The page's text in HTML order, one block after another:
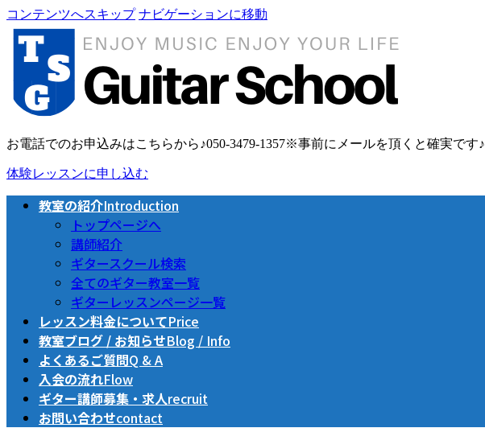
コンテンツへスキップ ナビゲーションに移動
お電話でのお申込みはこちらから♪050-3479-1357※事前にメールを頂くと確実です♪
体験レッスンに申し込む
教室の紹介Introduction
トップページへ
講師紹介
ギタースクール検索
全てのギター教室一覧
ギターレッスンページ一覧
レッスン料金についてPrice
教室ブログ / お知らせBlog / Info
よくあるご質問Q & A
入会の流れFlow
ギター講師募集・求人recruit
お問い合わせcontact